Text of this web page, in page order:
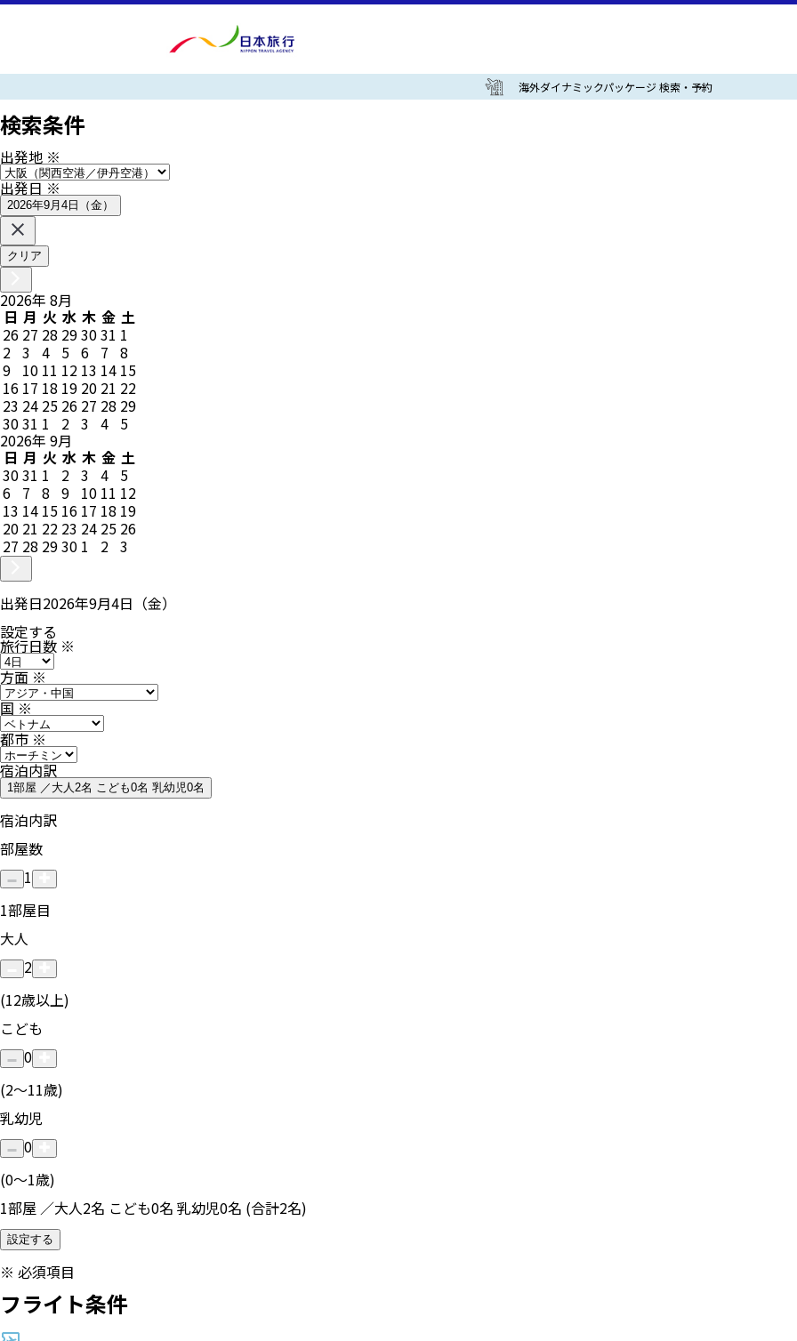
海外ダイナミックパッケージ 検索・予約
検索条件
出発地 ※
出発日※
2026年9月4日（金）
クリア
2026年 8月
日 月 火 水 木 金 土
26 27 28 293031 1
2 3 4 5 6 7 8
9 10 11 12 13 14 15
16 17 18 19 20 21 22
23 24 25 26 27 28 29
3031 1 2 3 4 5
2026年 9月
日 月 火 水 木 金 土
3031 1 2 3 4 5
6 7 8 9 10 11 12
13 14 15 16 17 18 19
20 21 22 23 24 25 26
27 28 2930 1 2 3
出発日2026年9月4日（金）
設定する
旅行日数 ※
方面※
国※
都市※
宿泊内訳
1部屋 ／大人2名 こども0名 乳幼児0名
宿泊内訳
部屋数
1
1部屋目
大人
2
(12歳以上)
こども
0
(2〜11歳)
乳幼児
0
(0〜1歳)
1部屋 ／大人2名 こども0名 乳幼児0名 (合計2名)
設定する
※ 必須項目
フライト条件